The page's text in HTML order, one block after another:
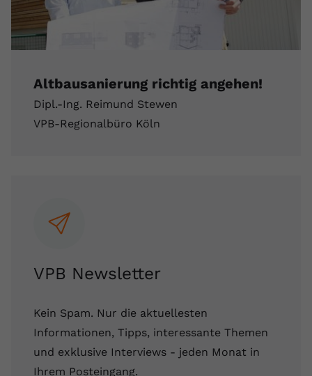
Altbausanierung richtig angehen!
Dipl.-Ing. Reimund Stewen
VPB-Regionalbüro Köln
VPB Newsletter
Kein Spam. Nur die aktuellesten
Informationen, Tipps, interessante Themen
und exklusive Interviews - jeden Monat in
Ihrem Posteingang.